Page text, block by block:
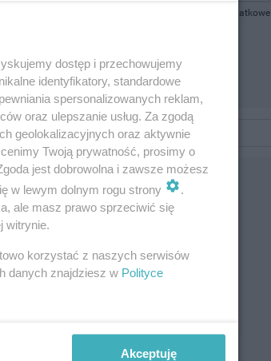
pokaż opcje dodatkowe
aktywne!
dostęp i przechowujemy
identyfikatory, standardowe
spersonalizowanych reklam,
oraz ulepszanie usług. Za zgodą
geolokalizacyjnych oraz aktywnie
Twoją prywatność, prosimy o
jest dobrowolna i zawsze możesz
w lewym dolnym rogu strony
ale masz prawo sprzeciwić się
witrynie.
korzystać z naszych serwisów
danych znajdziesz w Polityce
Akceptuję